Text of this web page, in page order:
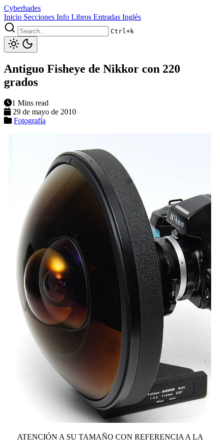
Cyberhades
Inicio Secciones Info Libros Entradas Inglés
Ctrl+k
Antiguo Fisheye de Nikkor con 220
grados
1 Mins read
29 de mayo de 2010
Fotografía
ATENCIÓN A SU TAMAÑO CON REFERENCIA A LA